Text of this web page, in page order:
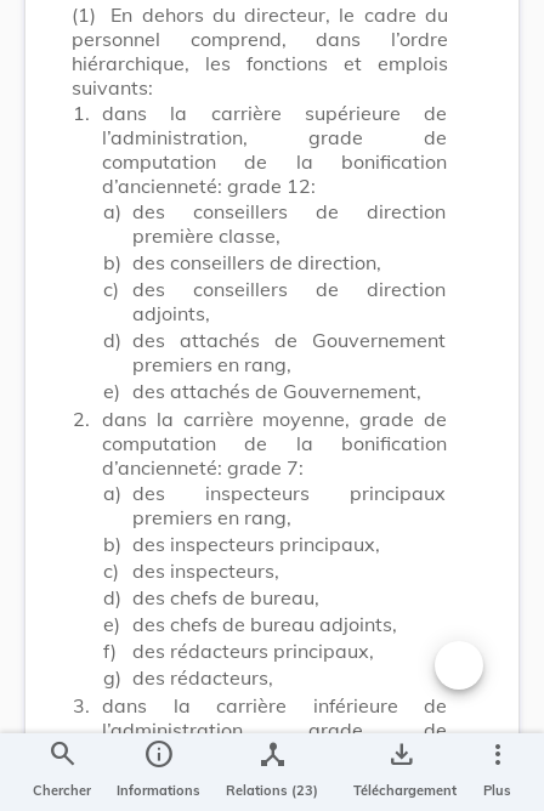
(1)
En dehors du directeur, le cadre du
personnel comprend, dans l’ordre
hiérarchique, les fonctions et emplois
suivants:
1. dans la carrière supérieure de
l’administration, grade de
computation de la bonification
d’ancienneté: grade 12:
a) des conseillers de direction
première classe,
b) des conseillers de direction,
c) des conseillers de direction
adjoints,
d) des attachés de Gouvernement
premiers en rang,
e) des attachés de Gouvernement,
2. dans la carrière moyenne, grade de
computation de la bonification
d’ancienneté: grade 7:
a) des inspecteurs principaux
premiers en rang,
b) des inspecteurs principaux,
c) des inspecteurs,
d) des chefs de bureau,
e) des chefs de bureau adjoints,
f)
des rédacteurs principaux,
g) des rédacteurs,
3. dans la carrière inférieure de
l’administration, grade de
computation de la bonification
a) des premiers commis principaux,
Changer la
search
Chercher
info
Informations
device_hub
Relations (23)
save_alt
Téléchargement
more_vert
Plus